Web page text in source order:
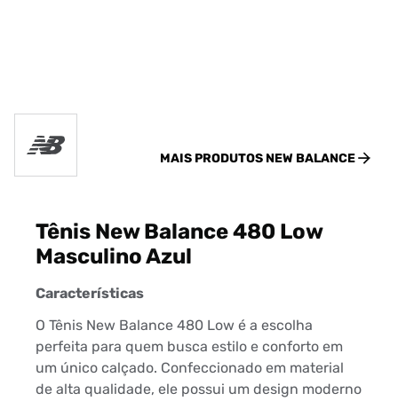
MAIS PRODUTOS NEW BALANCE
Tênis New Balance 480 Low
Masculino Azul
Características
O Tênis New Balance 480 Low é a escolha
perfeita para quem busca estilo e conforto em
um único calçado. Confeccionado em material
de alta qualidade, ele possui um design moderno